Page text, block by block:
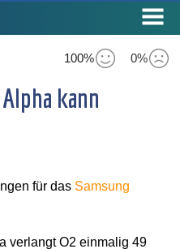
100% 0%
kann
für das Samsung
verlangt O2 einmalig 49